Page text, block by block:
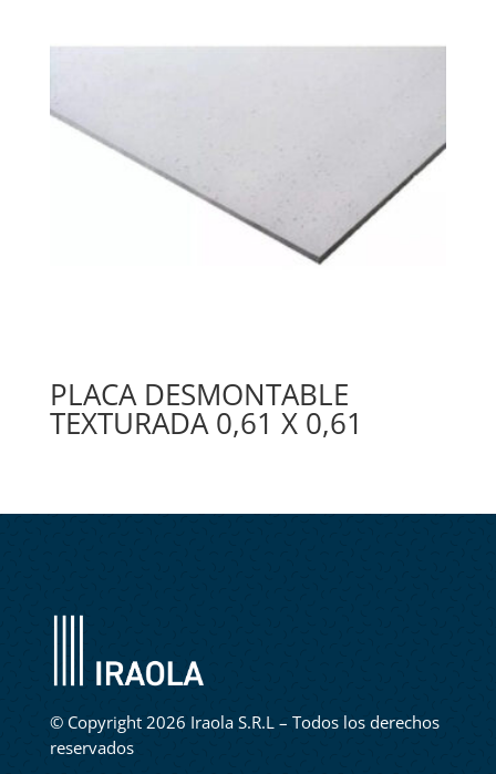
PLACA DESMONTABLE
TEXTURADA 0,61 X 0,61
© Copyright 2026 Iraola S.R.L – Todos los derechos
reservados